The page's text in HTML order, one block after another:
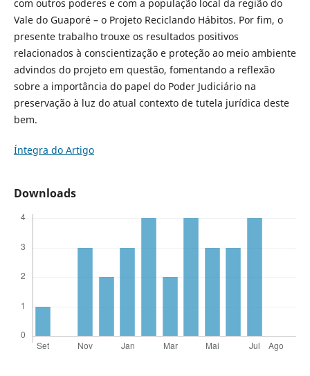
com outros poderes e com a população local da região do
Vale do Guaporé – o Projeto Reciclando Hábitos. Por fim, o
presente trabalho trouxe os resultados positivos
relacionados à conscientização e proteção ao meio ambiente
advindos do projeto em questão, fomentando a reflexão
sobre a importância do papel do Poder Judiciário na
preservação à luz do atual contexto de tutela jurídica deste
bem.
Íntegra do Artigo
Downloads